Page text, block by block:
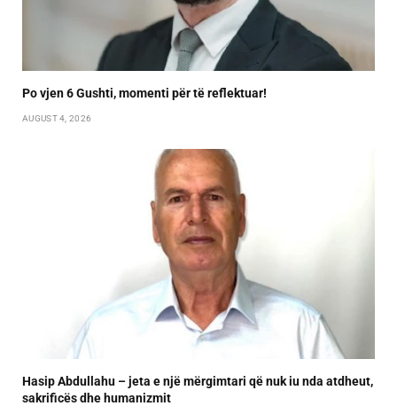
Po vjen 6 Gushti, momenti për të reflektuar!
AUGUST 4, 2026
Hasip Abdullahu – jeta e një mërgimtari që nuk iu nda atdheut,
sakrificës dhe humanizmit